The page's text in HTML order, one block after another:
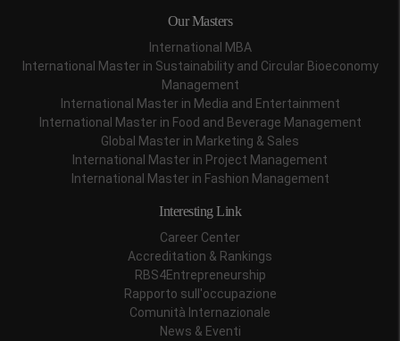
Our Masters
International MBA
International Master in Sustainability and Circular Bioeconomy
Management
International Master in Media and Entertainment
International Master in Food and Beverage Management
Global Master in Marketing & Sales
International Master in Project Management
International Master in Fashion Management
Interesting Link
Career Center
Accreditation & Rankings
RBS4Entrepreneurship
Rapporto sull'occupazione
Comunità Internazionale
News & Eventi